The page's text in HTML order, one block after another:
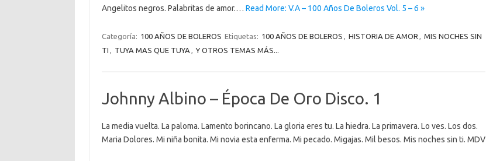
Angelitos negros. Palabritas de amor.… Read More: V.A – 100 Años De Boleros Vol. 5 – 6 »
Categoría: 100 AÑOS DE BOLEROS Etiquetas: 100 AÑOS DE BOLEROS , HISTORIA DE AMOR , MIS NOCHES SIN
TI , TUYA MAS QUE TUYA , Y OTROS TEMAS MÁS...
Johnny Albino – Época De Oro Disco. 1
La media vuelta. La paloma. Lamento borincano. La gloria eres tu. La hiedra. La primavera. Lo ves. Los dos.
Maria Dolores. Mi niña bonita. Mi novia esta enferma. Mi pecado. Migajas. Mil besos. Mis noches sin ti. MDV